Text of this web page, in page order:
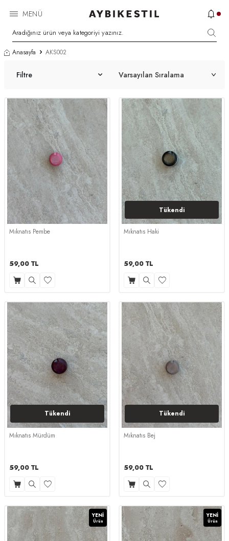
MENÜ
Anasayfa AKS002
Filtre
Mıknatıs Pembe
59,00 TL
Tükendi
Mıknatıs Haki
59,00 TL
Tükendi
Mıknatıs Mürdüm
59,00 TL
Tükendi
Mıknatıs Bej
59,00 TL
YENI
Ürün
YENI
Ürün